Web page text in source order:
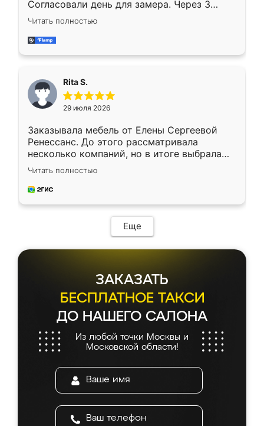
Согласовали день для замера. Через 3
недели кухня была уже готова. Остались
довольны работой. Спасибо Ренессанс
мебель за качественную работу!
Читать полностью
Rita S.
29 июля 2026
Заказывала мебель от Елены Сергеевой
Ренессанс. До этого рассматривала
несколько компаний, но в итоге выбрала
эту. Сначала обговорили условия, потом
приехал замерщик, всё спокойно объяснил
и снял размеры. Изготовили в срок, с
мебель сразу встала на свое место без
каких-либо доработок. Качеством осталась
довольна, все выглядит так, как и ожидала.
Читать полностью
Еще
ЗАКАЗАТЬ
БЕСПЛАТНОЕ ТАКСИ
ДО НАШЕГО САЛОНА
Из любой точки Москвы и
Московской области!